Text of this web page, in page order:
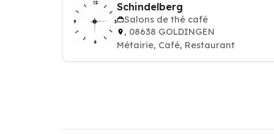
Schindelberg
Salons de thé café
, 08638 GOLDINGEN
Métairie, Café, Restaurant